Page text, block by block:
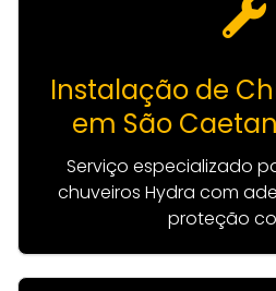
Instalação de
em São
Serviço especializado
chuveiros Hydra com
proteção